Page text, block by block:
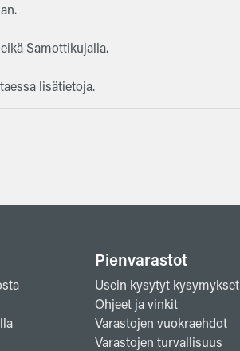
Samottikujalla.
lisätietoja.
Pienvarastot
Usein kysytyt kysymykset
Ohjeet ja vinkit
Varastojen vuokraehdot
Varastojen turvallisuus